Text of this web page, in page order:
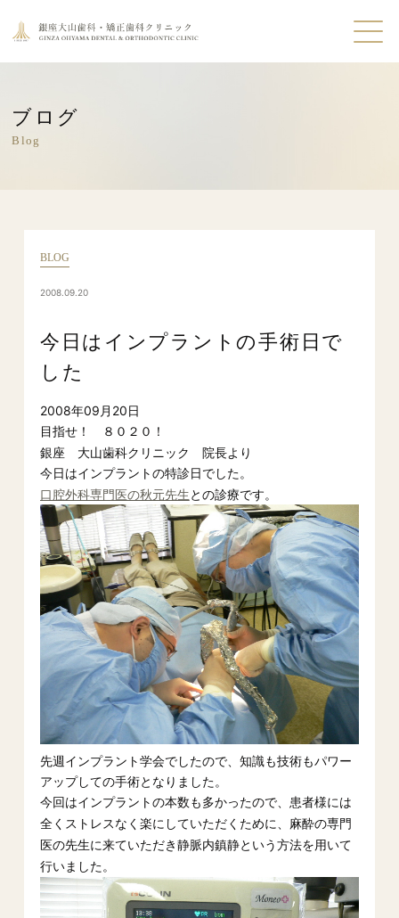
ブログ
Blog
BLOG
2008.09.20
今日はインプラントの手術日で
した
2008年09月20日
目指せ！ ８０２０！
銀座 大山歯科クリニック 院長より
今日はインプラントの特診日でした。
口腔外科専門医の秋元先生との診療です。
先週インプラント学会でしたので、知識も技術もパワー
アップしての手術となりました。
今回はインプラントの本数も多かったので、患者様には
全くストレスなく楽にしていただくために、麻酔の専門
医の先生に来ていただき静脈内鎮静という方法を用いて
行いました。